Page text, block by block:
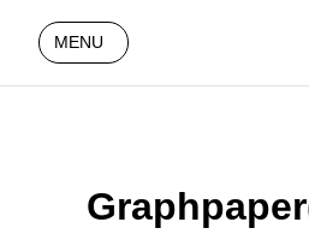
MENU